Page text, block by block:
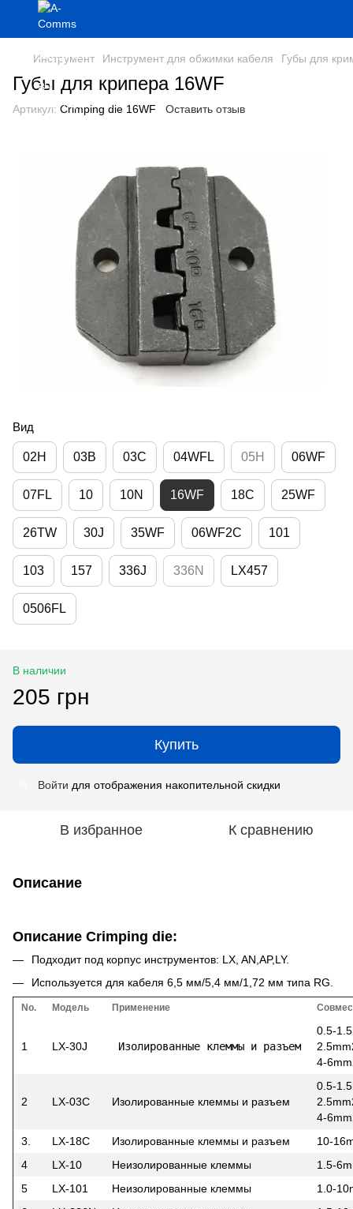
Инструмент Инструмент для обжимки кабеля Губы для
Губы для крипера 16WF
Артикул: Crimping die 16WF Оставить отзыв
Вид
02H 03B 03C 04WFL 05H 06WF
07FL 10 10N 16WF 18C 25WF
26TW 30J 35WF 06WF2C 101
103 157 336J 336N LX457
0506FL
В наличии
205 грн
Купить
Войти для отображения накопительной скидки
В избранное К сравнению
Описание
Описание Crimping die:
Подходит под корпус инструментов: LX, AN,AP,LY.
Используется для кабеля 6,5 мм/5,4 мм/1,72 мм типа RG.
No. Модель Применение
1 LX-30J Изолированные клеммы и разъем
0.5-
4-
2 LX-03C Изолированные клеммы и разъем
0.5-
4-
3.
LX-18C Изолированные клеммы и разъем
10-
4
LX-10 Неизолированные клеммы
1.5-
5
LX-101 Неизолированные клеммы
1.0-